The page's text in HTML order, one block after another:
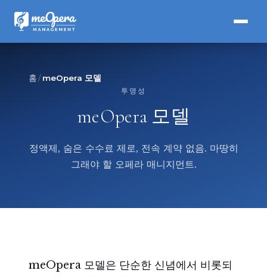
홈 meOpera 모델
투명성
meOpera 모델
정액제, 숨은 수수료 제로, 전속 계약 없음. 마땅히
그래야 할 오페라 매니지먼트.
meOpera 모델은 단순한 신념에서 비롯되